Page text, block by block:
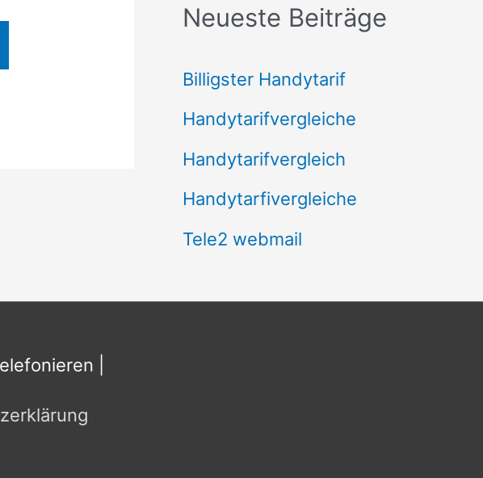
hNeueste Beiträge
Billigster Handytarif
Handytarifvergleiche
Handytarifvergleich
Handytarfivergleiche
Tele2 webmail